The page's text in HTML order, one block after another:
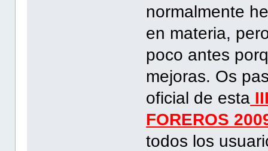
normalmente
en materia,
poco antes
mejoras. Os
oficial de esta
FOREROS
todos los